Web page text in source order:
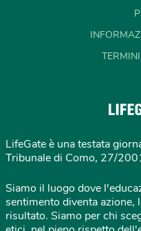
LifeGate è una testata
Tribunale di Como, 27/
Siamo il luogo dove
sentimento diventa azione,
risultato. Siamo per chi